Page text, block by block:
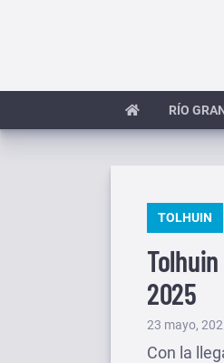
RÍO
PUBLICADO
TOLHUIN
2025
Publicado
el
23 mayo,
Con la